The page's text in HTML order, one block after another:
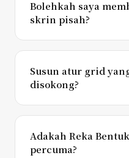
Bolehkah saya
skrin pisah?
Susun atur grid
disokong?
Adakah Reka
percuma?